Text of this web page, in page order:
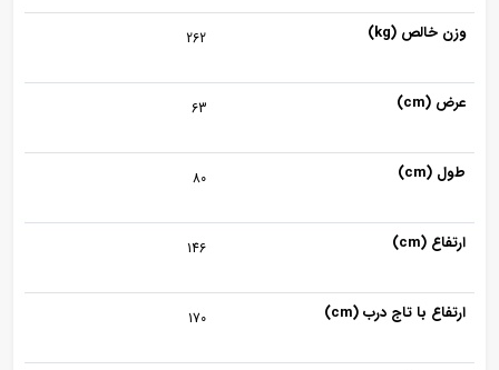
وزن خالص (kg) 262
عرض (cm) 63
طول (cm) 80
ارتفاع (cm) 146
ارتفاع با تاج درب (cm) 170